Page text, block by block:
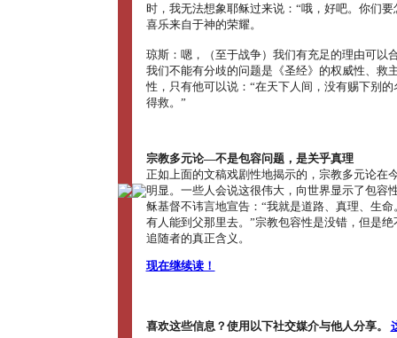
时，我无法想象耶稣过来说：“哦，好吧。你们要
喜乐来自于神的荣耀。
琼斯：嗯，（至于战争）我们有充足的理由可以
我们不能有分歧的问题是《圣经》的权威性、救
性，只有他可以说：“在天下人间，没有赐下别
得救。”
宗教多元论―不是包容问题，是关乎真理
正如上面的文稿戏剧性地揭示的，宗教多元论在
明显。一些人会说这很伟大，向世界显示了包容
稣基督不讳言地宣告：“我就是道路、真理、生
有人能到父那里去。”宗教包容性是没错，但是
追随者的真正含义。
现在继续读！
喜欢这些信息？使用以下社交媒介与他人分享。